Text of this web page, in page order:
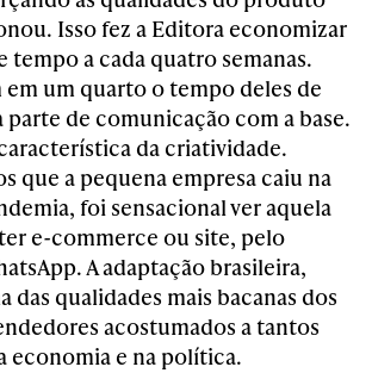
Isso fez a Editora economizar
tempo a cada quatro semanas.
em um quarto o tempo deles de
de comunicação com a base.
da criatividade.
que a pequena empresa caiu na
foi sensacional ver aquela
e-commerce ou site, pelo
A adaptação brasileira,
das qualidades mais bacanas dos
acostumados a tantos
economia e na política.